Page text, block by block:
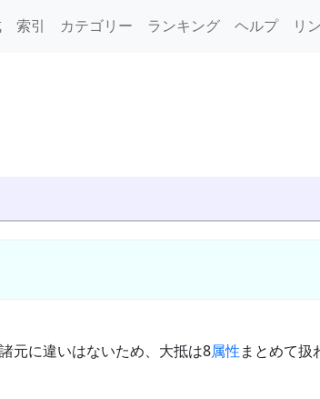
索引 カテゴリー ランキング ヘルプ
リ
元に違いはないため、大抵は8属性まとめて扱